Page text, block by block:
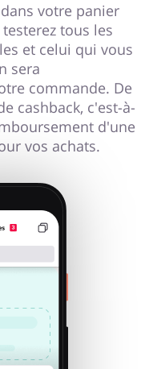
votre panier
tous les
et celui qui vous
sera
commande. De
cashback, c'est-à-
d'une
vos achats.